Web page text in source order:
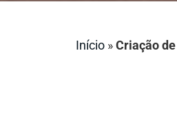
Início »Criação